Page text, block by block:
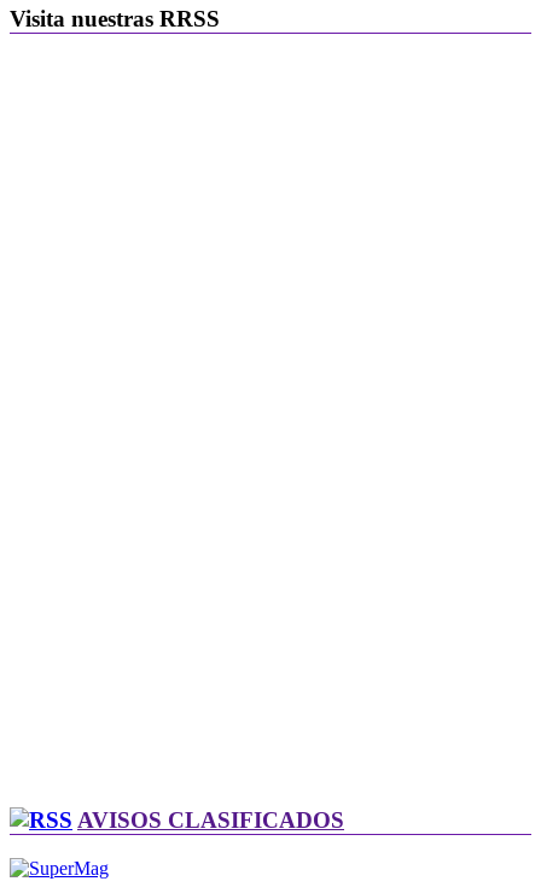
Visita nuestras RRSS
AVISOS CLASIFICADOS